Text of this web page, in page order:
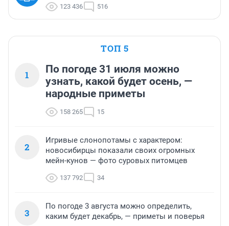
123 436 516
ТОП 5
1
По погоде 31 июля можно
узнать, какой будет осень, —
народные приметы
158 265 15
2
Игривые слонопотамы с характером:
новосибирцы показали своих огромных
мейн-кунов — фото суровых питомцев
137 792 34
3
По погоде 3 августа можно определить,
каким будет декабрь, — приметы и поверья